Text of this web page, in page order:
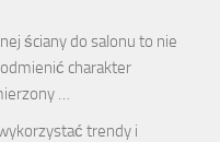
ściany do salonu to nie
charakter
…
trendy i